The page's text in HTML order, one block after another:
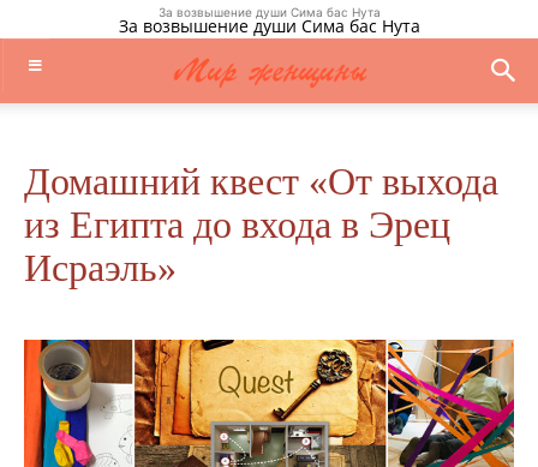
За возвышение души Сима бас Нута
За возвышение души Сима бас Нута
Домашний квест «От выхода
из Египта до входа в Эрец
Исраэль»